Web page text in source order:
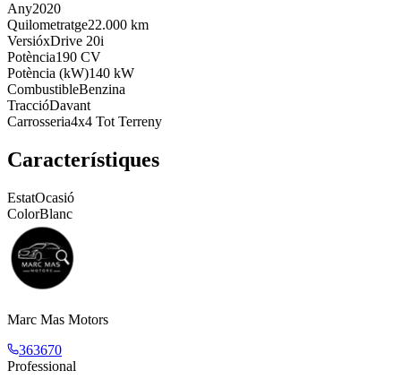
Any2020
Quilometratge22.000 km
VersióxDrive 20i
Potència190 CV
Potència (kW)140 kW
CombustibleBenzina
TraccióDavant
Carrosseria4x4 Tot Terreny
Característiques
EstatOcasió
ColorBlanc
Marc Mas Motors
363670
Professional